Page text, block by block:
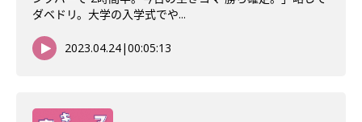
ダベドリ。大学の入学式でや...
2023.04.24|00:05:13